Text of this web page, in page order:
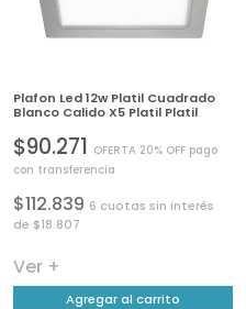
Plafon Led 12w Platil Cuadrado
Blanco Calido X5 Platil Platil
$90.271 OFERTA 20% OFF pago
con transferencia
$112.839 6 cuotas sin interés
de $18.807
Ver +
Agregar al carrito